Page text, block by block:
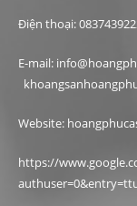
Điện thoại:
E-mail:
Website:
https://